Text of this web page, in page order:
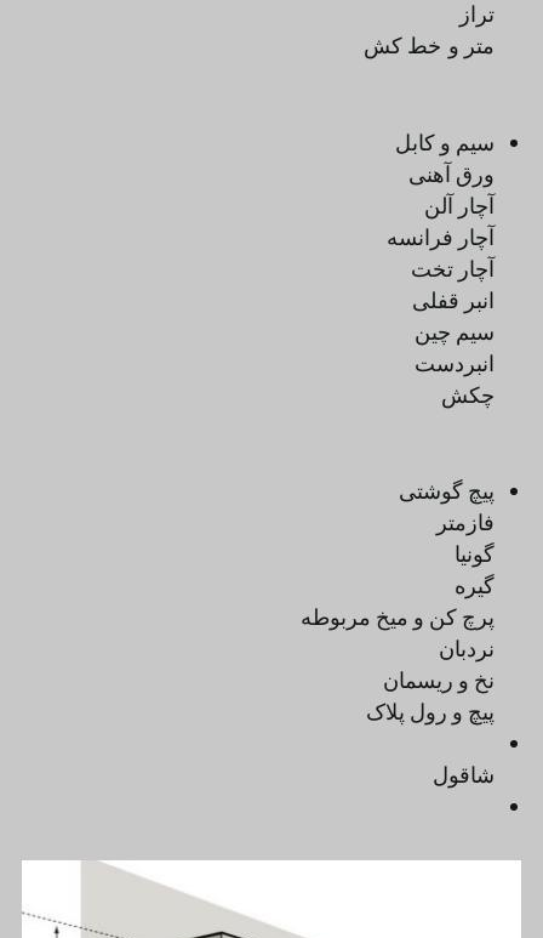
تراز
متر و خط کش
سیم و کابل
ورق آهنی
آچار آلن
آچار فرانسه
آچار تخت
انبر قفلی
سیم چین
انبردست
چکش
پیچ گوشتی
فازمتر
گونیا
گیره
پرچ کن و میخ مربوطه
نردبان
نخ و ریسمان
پیچ و رول پلاک
شاقول